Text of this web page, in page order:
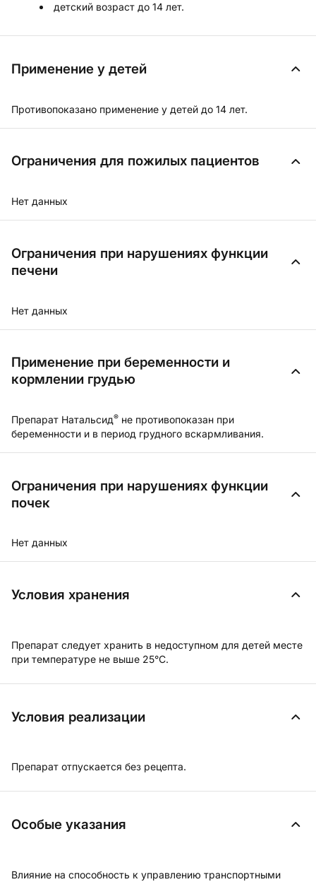
детский возраст до 14 лет.
Применение у детей
Противопоказано применение у детей до 14 лет.
Ограничения для пожилых пациентов
Нет данных
Ограничения при нарушениях функции
печени
Нет данных
Применение при беременности и
кормлении грудью
Препарат Натальсид® не противопоказан при
беременности и в период грудного вскармливания.
Ограничения при нарушениях функции
почек
Нет данных
Условия хранения
Препарат следует хранить в недоступном для детей месте
при температуре не выше 25°С.
Условия реализации
Препарат отпускается без рецепта.
Особые указания
Влияние на способность к управлению транспортными